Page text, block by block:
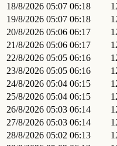
18/8/2026 05:07 06:18
19/8/2026 05:07 06:18
20/8/2026 05:06 06:17
21/8/2026 05:06 06:17
22/8/2026 05:05 06:16
23/8/2026 05:05 06:16
24/8/2026 05:04 06:15
25/8/2026 05:04 06:15
26/8/2026 05:03 06:14
27/8/2026 05:03 06:14
28/8/2026 05:02 06:13